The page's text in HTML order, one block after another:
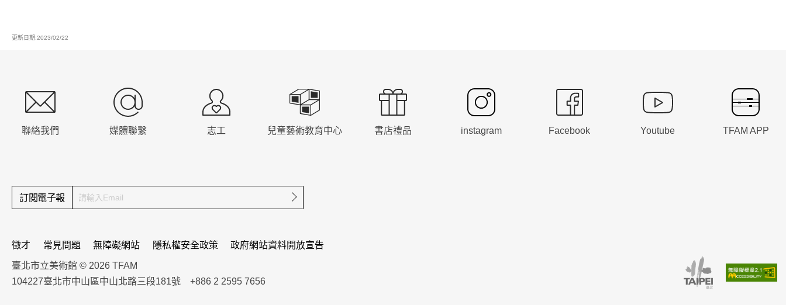
更新日期:2023/02/22
聯絡我們 媒體聯繫 志工 兒童藝術教育中心 書店禮品 instagram Facebook Youtube TFAM APP
訂閱電子報 確定送出
徵才 常見問題 無障礙網站 隱私權安全政策 政府網站資料開放宣告
臺北市立美術館 © 2026 TFAM
104227臺北市中山區中山北路三段181號 +886 2 2595 7656